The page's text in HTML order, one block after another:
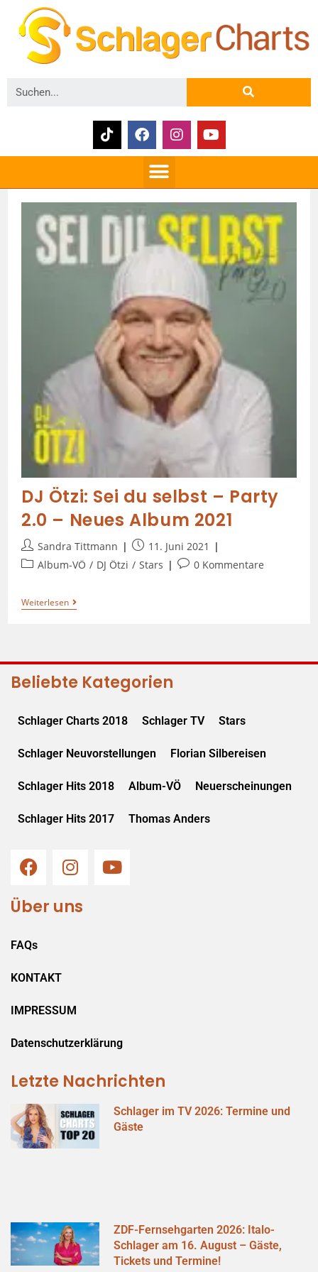
DJ Ötzi: Sei du selbst – Party
2.0 – Neues Album 2021
Sandra Tittmann
11. Juni 2021
Album-VÖ / DJ Ötzi / Stars 0 Kommentare
Weiterlesen
Beliebte Kategorien
Schlager Charts 2018 Schlager TV Stars
Schlager Neuvorstellungen Florian Silbereisen
Schlager Hits 2018 Album-VÖ Neuerscheinungen
Schlager Hits 2017 Thomas Anders
Über uns
FAQs
KONTAKT
IMPRESSUM
Datenschutzerklärung
Letzte Nachrichten
Schlager im TV 2026: Termine und
Gäste
ZDF-Fernsehgarten 2026: Italo-
Schlager am 16. August – Gäste,
Tickets und Termine!